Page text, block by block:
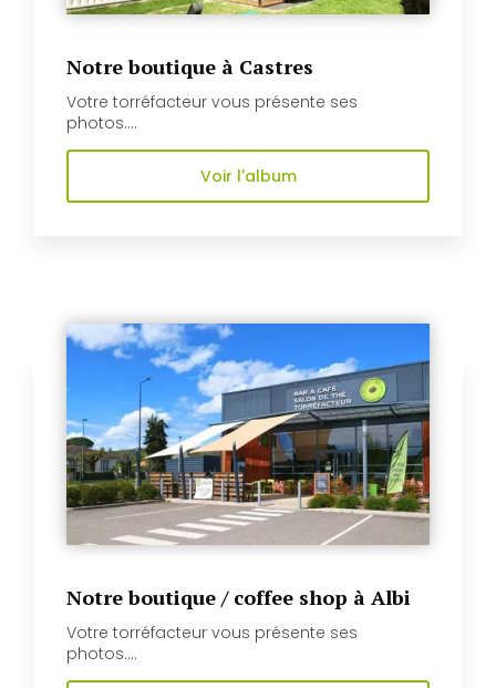
Notre boutique à Castres
Votre torréfacteur vous présente ses
photos....
Voir l'album
Notre boutique / coffee shop à Albi
Votre torréfacteur vous présente ses
photos....